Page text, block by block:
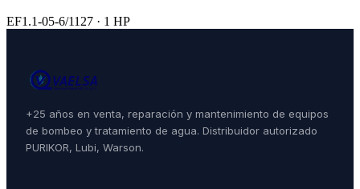
EF1.1-05-6/1127 · 1 HP
+25 años en venta, reparación y mantenimiento de equipos
de bombeo y tratamiento de agua. Distribuidor autorizado
PURIKOR, Lubi, Warson.